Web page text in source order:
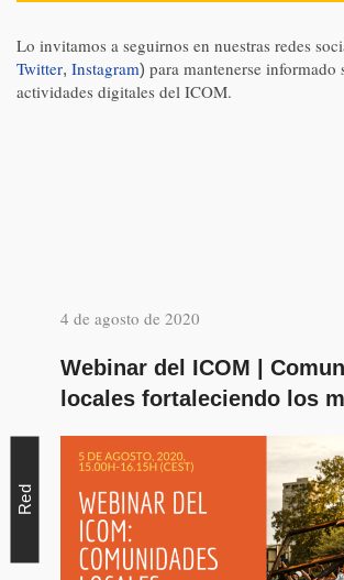
Lo invitamos a seguirnos en nuestras redes
Twitter, Instagram) para mantenerse informado
actividades digitales del ICOM.
4 de agosto de 2020
Webinar del ICOM |
locales fortaleciendo los
Red